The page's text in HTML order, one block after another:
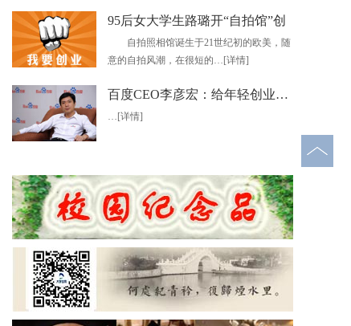
95后女大学生路璐开“自拍馆”创
自拍照相馆诞生于21世纪初的欧美，随
意的自拍风潮，在很短的… [详情]
百度CEO李彦宏：给年轻创业者的
… [详情]